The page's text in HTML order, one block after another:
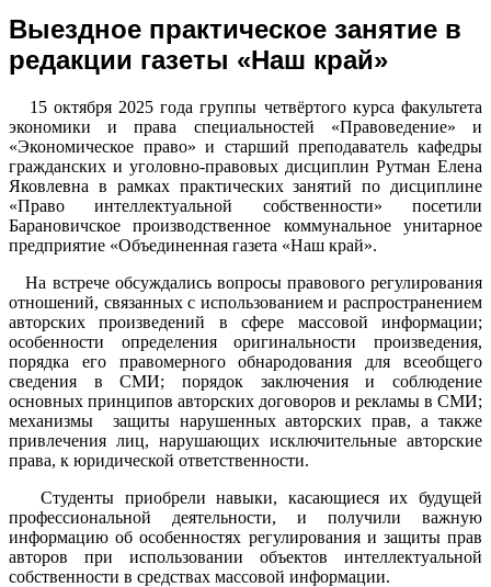
Выездное практическое занятие в
редакции газеты «Наш край»
15 октября 2025 года группы четвёртого курса факультета
экономики и права специальностей «Правоведение» и
«Экономическое право» и старший преподаватель кафедры
гражданских и уголовно-правовых дисциплин Рутман Елена
Яковлевна в рамках практических занятий по дисциплине
«Право интеллектуальной собственности» посетили
Барановичское производственное коммунальное унитарное
предприятие «Объединенная газета «Наш край».
На встрече обсуждались вопросы правового регулирования
отношений, связанных с использованием и распространением
авторских произведений в сфере массовой информации;
особенности определения оригинальности произведения,
порядка его правомерного обнародования для всеобщего
сведения в СМИ; порядок заключения и соблюдение
основных принципов авторских договоров и рекламы в СМИ;
механизмы защиты нарушенных авторских прав, а также
привлечения лиц, нарушающих исключительные авторские
права, к юридической ответственности.
Студенты приобрели навыки, касающиеся их будущей
профессиональной деятельности, и получили важную
информацию об особенностях регулирования и защиты прав
авторов при использовании объектов интеллектуальной
собственности в средствах массовой информации.